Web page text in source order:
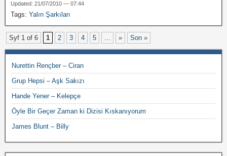
Updated: 21/07/2010 — 07:44
Tags: Yalın Şarkıları
Syf 1 of 6 1 2 3 4 5 ... » Son »
Nurettin Rençber – Ciran
Grup Hepsi – Aşk Sakızı
Hande Yener – Kelepçe
Öyle Bir Geçer Zaman ki Dizisi Kıskanıyorum
James Blunt – Billy